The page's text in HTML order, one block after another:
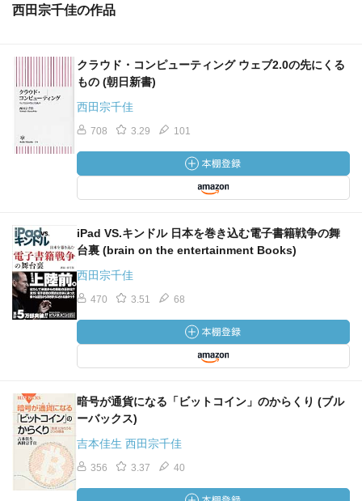
西田宗千佳の作品
クラウド・コンピューティング ウェブ2.0の先にくる
もの (朝日新書)
西田宗千佳
708 3.29 101
iPad VS.キンドル 日本を巻き込む電子書籍戦争の舞
台裏 (brain on the entertainment Books)
西田宗千佳
470 3.51 68
暗号が通貨になる「ビットコイン」のからくり (ブル
ーバックス)
吉本佳生 西田宗千佳
356 3.37 40